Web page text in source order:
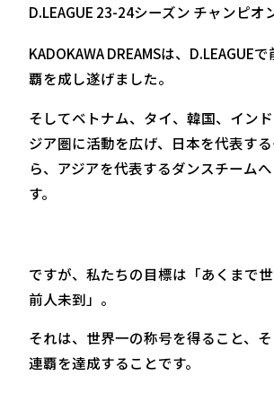
D.LEAGUE 23-24シーズン チャンピオ
KADOKAWA DREAMSは、D.LEAGUE
覇を成し遂げました。
そしてベトナム、タイ、韓国、イン
ジア圏に活動を広げ、日本を代表す
ら、アジアを代表するダンスチーム
す。
ですが、私たちの目標は「あくまで
前人未到」。
それは、世界一の称号を得ること、そ
連覇を達成することです。